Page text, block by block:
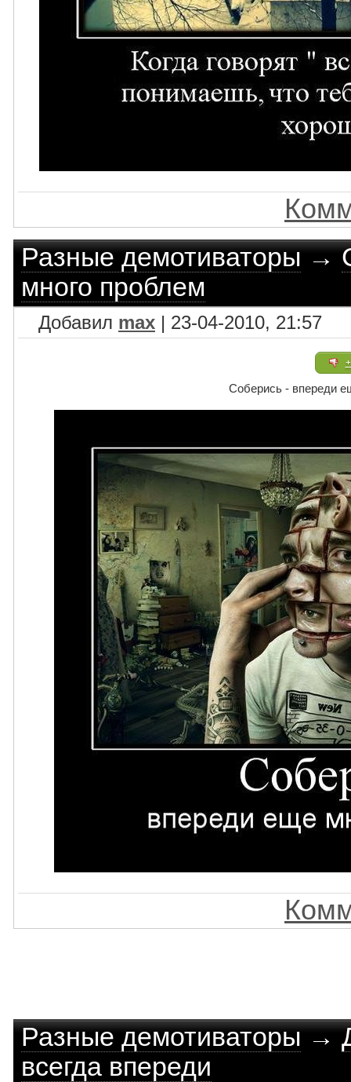
Разные демотиваторы→
много проблем
Добавил max | 23-04-2010, 21:57
Соберись - впереди
Разные демотиваторы→
всегда впереди